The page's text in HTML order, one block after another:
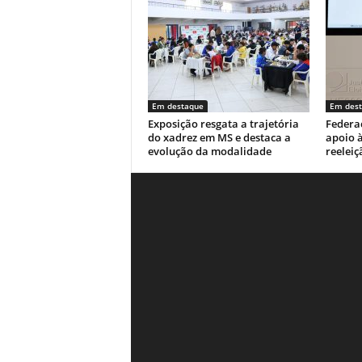
Em destaque
Exposição resgata a trajetória
do xadrez em MS e destaca a
evolução da modalidade
Em
apoio